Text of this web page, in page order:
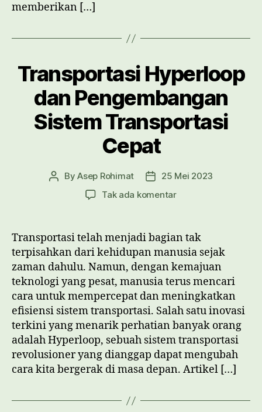
memberikan […]
Transportasi Hyperloop
dan Pengembangan
Sistem Transportasi
Cepat
PostByAsep Rohimat
Post
date
25 Mei 2023
Tak ada komentarpada
dan
Pengembangan
Sistem
Transportasi
Cepat
Transportasi telah menjadi bagian tak
terpisahkan dari kehidupan manusia sejak
zaman dahulu. Namun, dengan kemajuan
teknologi yang pesat, manusia terus mencari
cara untuk mempercepat dan meningkatkan
efisiensi sistem transportasi. Salah satu inovasi
terkini yang menarik perhatian banyak orang
adalah Hyperloop, sebuah sistem transportasi
revolusioner yang dianggap dapat mengubah
cara kita bergerak di masa depan. Artikel […]